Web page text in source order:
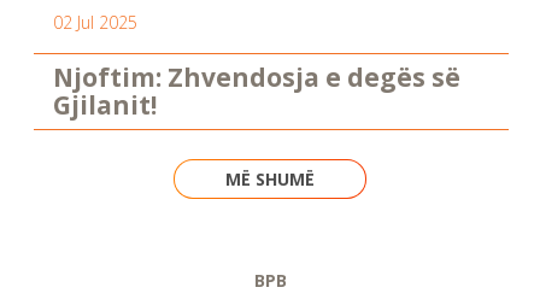
02 Jul 2025
Njoftim: Zhvendosja e degës së
Gjilanit!
MË SHUMË
BPB